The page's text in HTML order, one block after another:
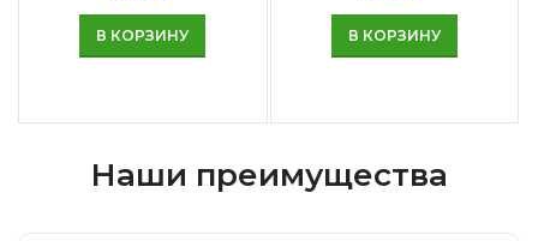
В КОРЗИНУ В КОРЗИНУ
Наши преимущества